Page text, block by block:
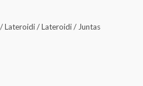
Lateroidi / Lateroidi / Juntas